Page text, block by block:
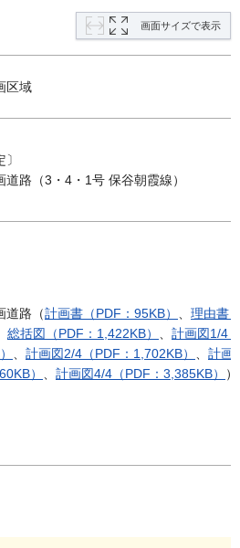
画面サイズで表示
区域
道路（3・4・1号 保谷朝霞線）
道路（計画書（PDF：95KB） 、 理由書
総括図（PDF：1,422KB） 、 計画図1/4
、 計画図2/4（PDF：1,702KB） 、 計画
） 、 計画図4/4（PDF：3,385KB） ）